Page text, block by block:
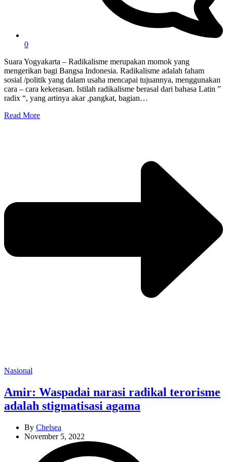
0
Suara Yogyakarta – Radikalisme merupakan momok yang
mengerikan bagi Bangsa Indonesia. Radikalisme adalah faham
sosial /politik yang dalam usaha mencapai tujuannya, menggunakan
cara – cara kekerasan. Istilah radikalisme berasal dari bahasa Latin ”
radix “, yang artinya akar ,pangkat, bagian…
Read More
Categories
Nasional
Amir: Waspadai narasi radikal terorisme
adalah stigmatisasi agama
By Chelsea
November 5, 2022